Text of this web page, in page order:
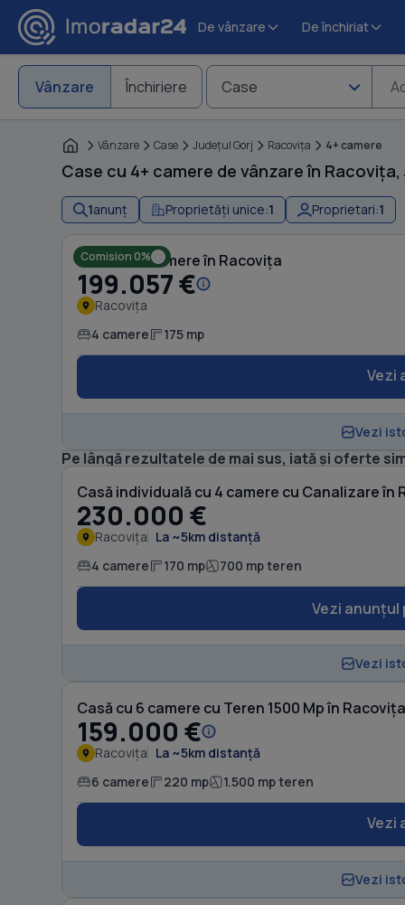
De vânzare De închiriat
Vânzare Închiriere Case
Vânzare Case Judeţul Gorj Racoviţa 4+ camere
Case cu 4+ camere de vânzare în
1anunț Proprietăți unice:1 Proprietari:1
Comision 0%
Casă cu 4 camere în Racovița
199.057 €
Racovița
4 camere 175 mp
Vezi
Vezi
Pe lângă rezultatele de mai sus, iată și oferte
Casă individuală cu 4 camere cu Canalizare în
230.000 €
Racovița La ~5km distanță
4 camere 170 mp 700 mp teren
Vezi anunțul
Vezi
Casă cu 6 camere cu Teren 1500 Mp în Racovița
159.000 €
Racovița La ~5km distanță
6 camere 220 mp 1.500 mp teren
Vezi
Vezi